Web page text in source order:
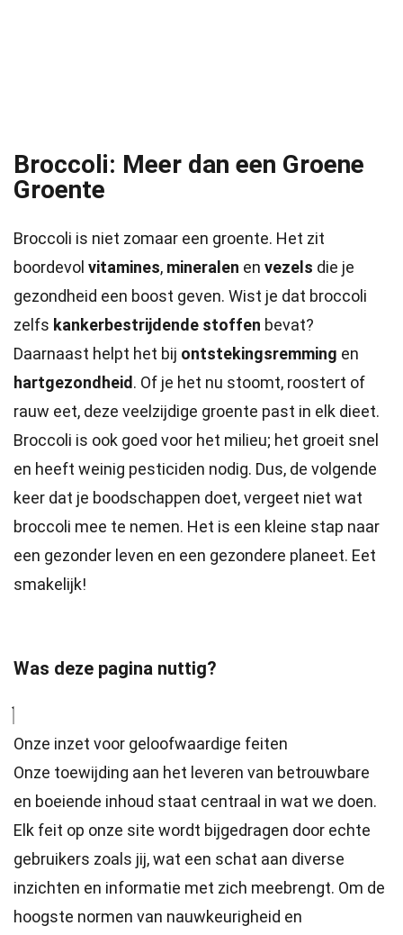
Broccoli: Meer dan een Groene
Groente
Broccoli is niet zomaar een groente. Het zit
boordevol vitamines, mineralen en vezels die je
gezondheid een boost geven. Wist je dat broccoli
zelfs kankerbestrijdende stoffen bevat?
Daarnaast helpt het bij ontstekingsremming en
hartgezondheid . Of je het nu stoomt, roostert of
rauw eet, deze veelzijdige groente past in elk dieet.
Broccoli is ook goed voor het milieu; het groeit snel
en heeft weinig pesticiden nodig. Dus, de volgende
keer dat je boodschappen doet, vergeet niet wat
broccoli mee te nemen. Het is een kleine stap naar
een gezonder leven en een gezondere planeet. Eet
smakelijk!
Was deze pagina nuttig?
Onze inzet voor geloofwaardige feiten
Onze toewijding aan het leveren van betrouwbare
en boeiende inhoud staat centraal in wat we doen.
Elk feit op onze site wordt bijgedragen door echte
gebruikers zoals jij, wat een schat aan diverse
inzichten en informatie met zich meebrengt. Om de
hoogste normen van nauwkeurigheid en